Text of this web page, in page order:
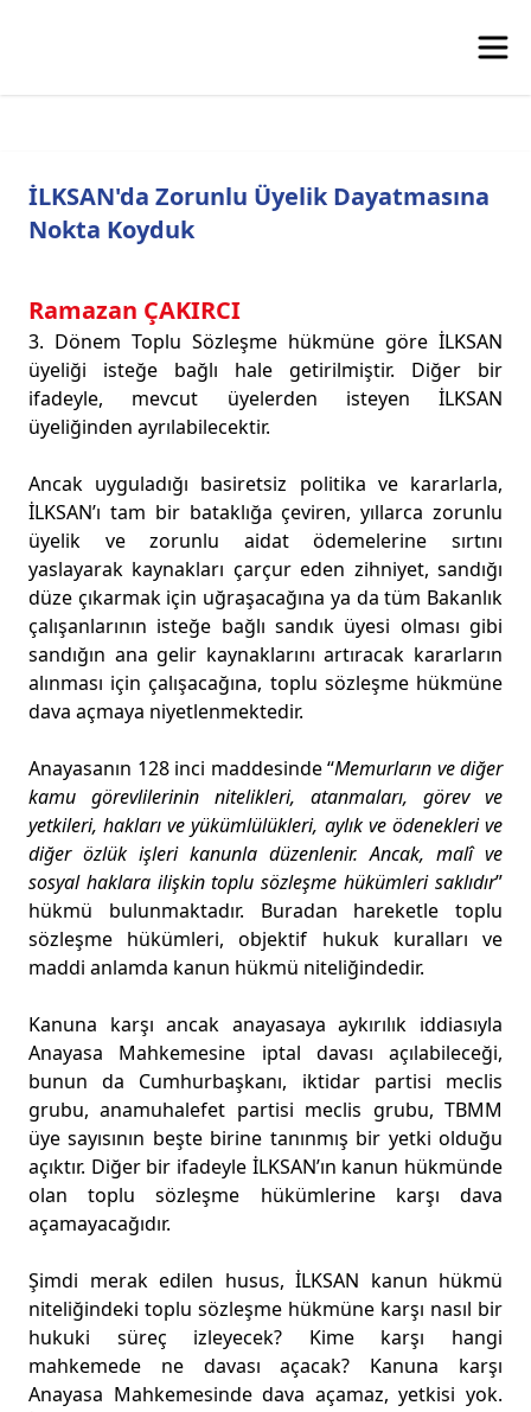
İLKSAN'da Zorunlu Üyelik Dayatmasına
Nokta Koyduk
Ramazan ÇAKIRCI
3. Dönem Toplu Sözleşme hükmüne göre İLKSAN
üyeliği isteğe bağlı hale getirilmiştir. Diğer bir
ifadeyle, mevcut üyelerden isteyen İLKSAN
üyeliğinden ayrılabilecektir.
Ancak uyguladığı basiretsiz politika ve kararlarla,
İLKSAN’ı tam bir bataklığa çeviren, yıllarca zorunlu
üyelik ve zorunlu aidat ödemelerine sırtını
yaslayarak kaynakları çarçur eden zihniyet, sandığı
düze çıkarmak için uğraşacağına ya da tüm Bakanlık
çalışanlarının isteğe bağlı sandık üyesi olması gibi
sandığın ana gelir kaynaklarını artıracak kararların
alınması için çalışacağına, toplu sözleşme hükmüne
dava açmaya niyetlenmektedir.
Anayasanın 128 inci maddesinde “Memurların ve diğer
kamu görevlilerinin nitelikleri, atanmaları, görev ve
yetkileri, hakları ve yükümlülükleri, aylık ve ödenekleri ve
diğer özlük işleri kanunla düzenlenir. Ancak, malî ve
sosyal haklara ilişkin toplu sözleşme hükümleri saklıdır”
hükmü bulunmaktadır. Buradan hareketle toplu
sözleşme hükümleri, objektif hukuk kuralları ve
maddi anlamda kanun hükmü niteliğindedir.
Kanuna karşı ancak anayasaya aykırılık iddiasıyla
Anayasa Mahkemesine iptal davası açılabileceği,
bunun da Cumhurbaşkanı, iktidar partisi meclis
grubu, anamuhalefet partisi meclis grubu, TBMM
üye sayısının beşte birine tanınmış bir yetki olduğu
açıktır. Diğer bir ifadeyle İLKSAN’ın kanun hükmünde
olan toplu sözleşme hükümlerine karşı dava
açamayacağıdır.
Şimdi merak edilen husus, İLKSAN kanun hükmü
niteliğindeki toplu sözleşme hükmüne karşı nasıl bir
hukuki süreç izleyecek? Kime karşı hangi
mahkemede ne davası açacak? Kanuna karşı
Anayasa Mahkemesinde dava açamaz, yetkisi yok.